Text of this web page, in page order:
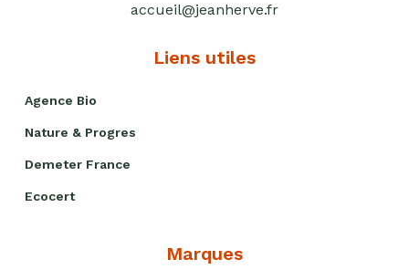
accueil@jeanherve.fr
Liens utiles
Agence Bio
Nature & Progres
Demeter France
Ecocert
Marques